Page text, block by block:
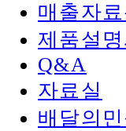
매출자
제품설명
Q&A
자료실
배달의